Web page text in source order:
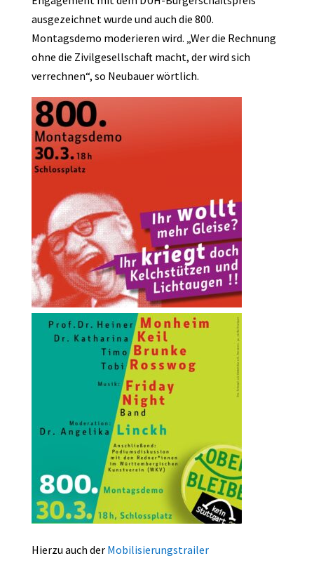
ausgezeichnet wurde und auch die 800.
Montagsdemo moderieren wird. „Wer die Rechnung
ohne die Zivilgesellschaft macht, der wird sich
verrechnen“, so Neubauer wörtlich.
Hierzu auch der Mobilisierungstrailer